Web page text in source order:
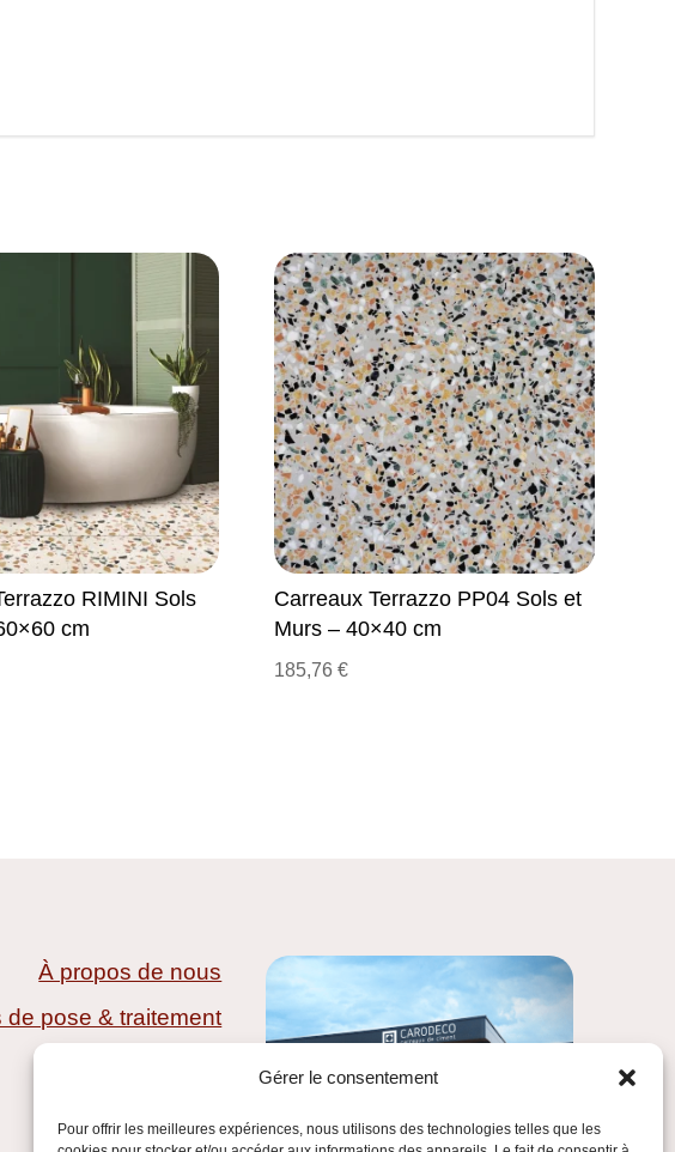
Gérer le consentement
Pour offrir les meilleures expériences, nous utilisons des technologies telles que les
RIMINI Sols
cm
Carreaux Terrazzo PP04 Sols et
Murs – 40×40 cm
185,76 €
À propos de nous
de pose & traitement